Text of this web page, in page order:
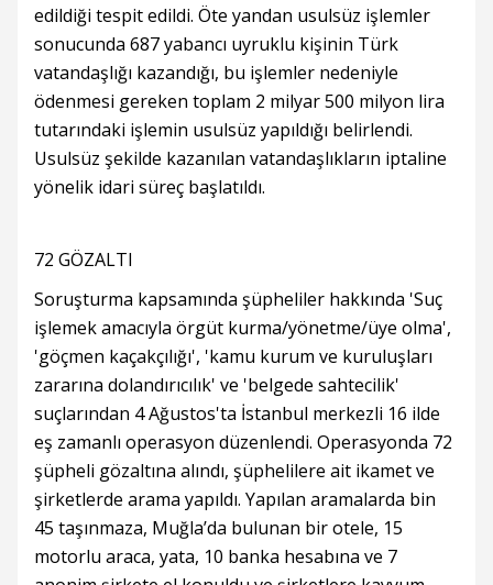
edildiği tespit edildi. Öte yandan usulsüz işlemler
sonucunda 687 yabancı uyruklu kişinin Türk
vatandaşlığı kazandığı, bu işlemler nedeniyle
ödenmesi gereken toplam 2 milyar 500 milyon lira
tutarındaki işlemin usulsüz yapıldığı belirlendi.
Usulsüz şekilde kazanılan vatandaşlıkların iptaline
yönelik idari süreç başlatıldı.
72 GÖZALTI
Soruşturma kapsamında şüpheliler hakkında 'Suç
işlemek amacıyla örgüt kurma/yönetme/üye olma',
'göçmen kaçakçılığı', 'kamu kurum ve kuruluşları
zararına dolandırıcılık' ve 'belgede sahtecilik'
suçlarından 4 Ağustos'ta İstanbul merkezli 16 ilde
eş zamanlı operasyon düzenlendi. Operasyonda 72
şüpheli gözaltına alındı, şüphelilere ait ikamet ve
şirketlerde arama yapıldı. Yapılan aramalarda bin
45 taşınmaza, Muğla’da bulunan bir otele, 15
motorlu araca, yata, 10 banka hesabına ve 7